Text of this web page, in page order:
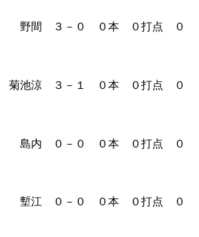
３－０ ０本 ０打点 ０
３－１ ０本 ０打点 ０
０－０ ０本 ０打点 ０
０－０ ０本 ０打点 ０